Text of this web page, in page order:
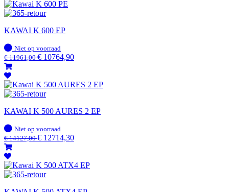
KAWAI K 600 EP
Op
voorraad
Niet op voorraad
€11961,00€ 10764,90
KAWAI K 500 AURES 2 EP
Op
voorraad
Niet op voorraad
€14127,00€ 12714,30